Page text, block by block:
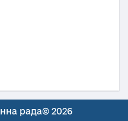
рада© 2026